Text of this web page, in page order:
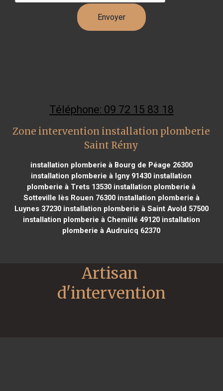
Téléphone: 09 72 15 83 18
Zone intervention installation plomberie
Saint Rémy
installation plomberie à Bourg de Péage 26300
installation plomberie à Igny 91430 installation
plomberie à Trets 13530 installation plomberie à
Sotteville lès Rouen 76300installation plomberie à
Luynes 37230installation plomberie à Saint Avold 57500
installation plomberie à Chemillé 49120installation
plomberie à Audruicq 62370
Artisan
d'intervention